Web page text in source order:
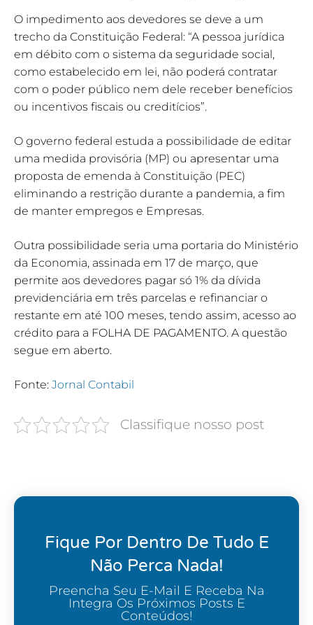
O impedimento aos devedores se deve a um
trecho da Constituição Federal: “A pessoa jurídica
em débito com o sistema da seguridade social,
como estabelecido em lei, não poderá contratar
com o poder público nem dele receber benefícios
ou incentivos fiscais ou creditícios”.
O governo federal estuda a possibilidade de editar
uma medida provisória (MP) ou apresentar uma
proposta de emenda à Constituição (PEC)
eliminando a restrição durante a pandemia, a fim
de manter empregos e Empresas.
Outra possibilidade seria uma portaria do Ministério
da Economia, assinada em 17 de março, que
permite aos devedores pagar só 1% da dívida
previdenciária em três parcelas e refinanciar o
restante em até 100 meses, tendo assim, acesso ao
crédito para a FOLHA DE PAGAMENTO. A questão
segue em aberto.
Fonte: Jornal Contabil
Classifique nosso post
Fique Por Dentro De Tudo E
Não Perca Nada!
Preencha Seu E-Mail E Receba Na
Integra Os Próximos Posts E
Conteúdos!